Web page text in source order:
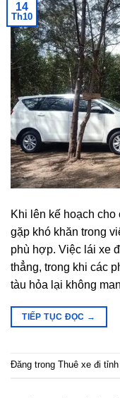
14
Th10
Khi lên kế hoạch
gặp khó khăn trong
phù hợp. Việc lái xe
thẳng, trong khi các
tàu hỏa lại không
TIẾP TỤC ĐỌC →
Đăng trong Thuê xe đi